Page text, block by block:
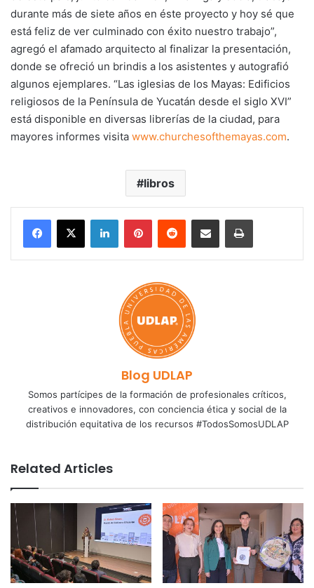
durante más de siete años en éste proyecto y hoy sé que
está feliz de ver culminado con éxito nuestro trabajo”,
agregó el afamado arquitecto al finalizar la presentación,
donde se ofreció un brindis a los asistentes y autografió
algunos ejemplares. “Las iglesias de los Mayas: Edificios
religiosos de la Península de Yucatán desde el siglo XVI”
está disponible en diversas librerías de la ciudad, para
mayores informes visita www.churchesofthemayas.com.
libros
LinkedInPinterestReddit Share via Email Print
Blog UDLAP
Somos partícipes de la formación de profesionales críticos,
creativos e innovadores, con conciencia ética y social de la
distribución equitativa de los recursos #TodosSomosUDLAP
Related Articles